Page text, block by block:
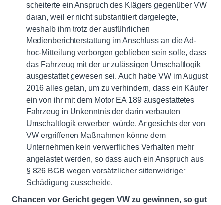
scheiterte ein Anspruch des Klägers gegenüber VW
daran, weil er nicht substantiiert dargelegte,
weshalb ihm trotz der ausführlichen
Medienberichterstattung im Anschluss an die Ad-
hoc-Mitteilung verborgen geblieben sein solle, dass
das Fahrzeug mit der unzulässigen Umschaltlogik
ausgestattet gewesen sei. Auch habe VW im August
2016 alles getan, um zu verhindern, dass ein Käufer
ein von ihr mit dem Motor EA 189 ausgestattetes
Fahrzeug in Unkenntnis der darin verbauten
Umschaltlogik erwerben würde. Angesichts der von
VW ergriffenen Maßnahmen könne dem
Unternehmen kein verwerfliches Verhalten mehr
angelastet werden, so dass auch ein Anspruch aus
§ 826 BGB wegen vorsätzlicher sittenwidriger
Schädigung ausscheide.
Chancen vor Gericht gegen VW zu gewinnen, so gut